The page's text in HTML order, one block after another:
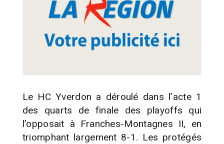
Le HC Yverdon a déroulé dans l’acte 1
des quarts de finale des playoffs qui
l’opposait à Franches-Montagnes II, en
triomphant largement 8-1. Les protégés